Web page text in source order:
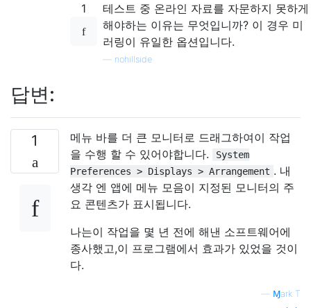
1
테스트 중 온라인 자료를 자문하지 못하게
해야하는 이유는 무엇입니까? 이 경우 미
러링이 유일한 옵션입니다.
nohillside
답변:
1
메뉴 바를 더 큰 모니터로 드래그하여이 작업
을 수행 할 수 있어야합니다.
System
Preferences > Displays > Arrangement . 내
생각 엔 앱에 메뉴 모음이 지정된 모니터의 주
요 콘텐츠가 표시됩니다.
나는이 작업을 몇 년 전에 해낸 소프트웨어에
종사했고,이 프로그램에서 효과가 있었을 것이
다.
Ɱark Ƭ